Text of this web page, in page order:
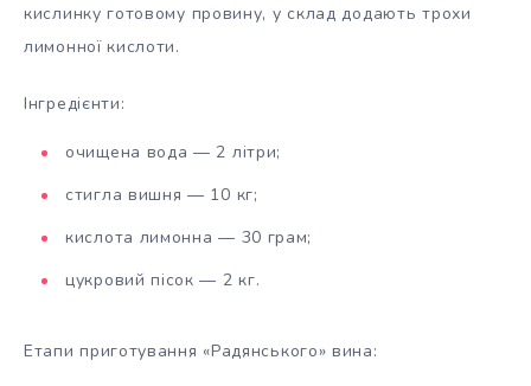
кислинку готовому провину, у склад додають трохи
лимонної кислоти.
Інгредієнти:
очищена вода — 2 літри;
стигла вишня — 10 кг;
кислота лимонна — 30 грам;
цукровий пісок — 2 кг.
Етапи приготування «Радянського» вина: